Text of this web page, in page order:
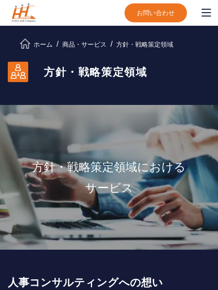
お問い合わせ
ホーム 商品・サービス ⽅針・戦略策定領域
⽅針・戦略策定領域
⽅針・戦略策定領域における
サービス
人事コンサルティングへの想い